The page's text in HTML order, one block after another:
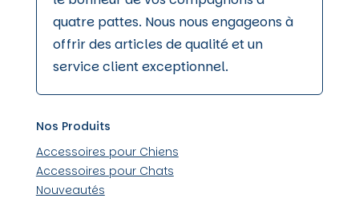
quatre pattes. Nous nous engageons à
offrir des articles de qualité et un
service client exceptionnel.
Nos Produits
Accessoires pour Chiens
Accessoires pour Chats
Nouveautés